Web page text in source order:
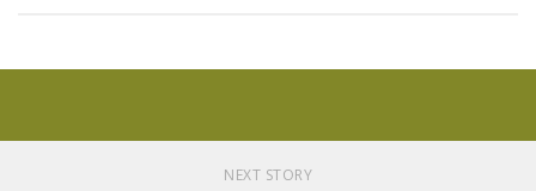
NEXT STORY